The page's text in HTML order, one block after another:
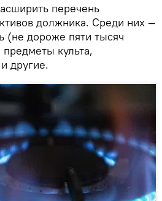
перечень
должника. Среди них —
дороже пяти тысяч
культа,
другие.